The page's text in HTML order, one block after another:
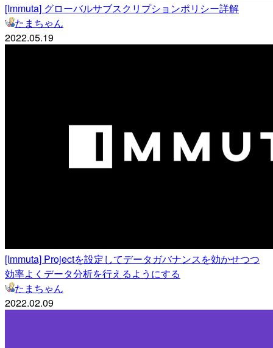
[Immuta] グローバルサブスクリプションポリシー詳解
たまちゃん
2022.05.19
[Immuta] Projectを設定してデータガバナンスを効かせつつ
効率よくデータ分析を行えるようにする
たまちゃん
2022.02.09